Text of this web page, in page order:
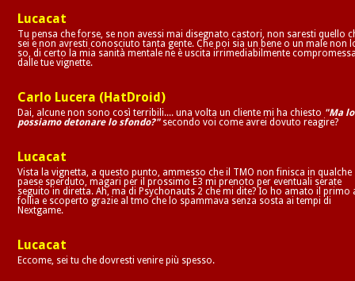
Lucacat
Tu pensa che forse, se non avessi mai disegnato castori, non saresti quello
sei e non avresti conosciuto tanta gente. Che poi sia un bene o un male non
so, di certo la mia sanità mentale ne è uscita irrimediabilmente
dalle tue vignette.
Carlo Lucera (HatDroid)
Dai, alcune non sono così terribili.... una volta un cliente mi ha chiesto "Ma lo
possiamo detonare lo sfondo?"secondo voi come avrei dovuto reagire?
Lucacat
Vista la vignetta, a questo punto, ammesso che il TMO non finisca in qualche
paese sperduto, magari per il prossimo E3 mi prenoto per eventuali serate
seguito in diretta. Ah, ma di Psychonauts 2 che mi dite? Io ho amato il primo
follia e scoperto grazie al tmo che lo spammava senza sosta ai tempi di
Nextgame.
Lucacat
Eccome, sei tu che dovresti venire più spesso.